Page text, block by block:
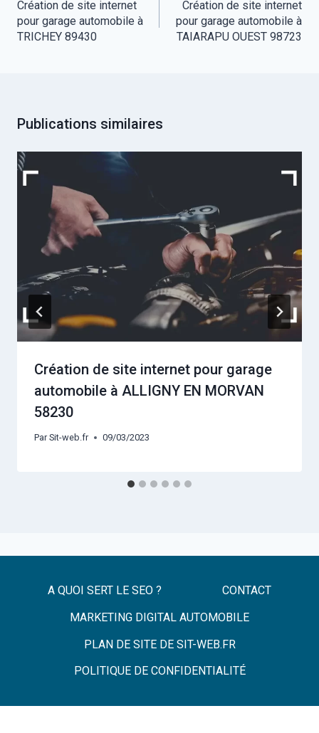
de
l’article
Création de site internet
pour garage automobile à
TRICHEY 89430
Création de site internet
pour garage automobile à
TAIARAPU OUEST 98723
Publications similaires
Création de site internet pour garage
automobile à ALLIGNY EN MORVAN
58230
Par Sit-web.fr 09/03/2023
A QUOI SERT LE SEO ?
CONTACT
MARKETING DIGITAL AUTOMOBILE
PLAN DE SITE DE SIT-WEB.FR
POLITIQUE DE CONFIDENTIALITÉ